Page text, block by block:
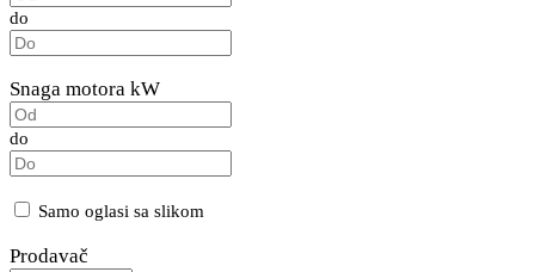
do
Snaga motora kW
do
Samo oglasi sa slikom
Prodavač